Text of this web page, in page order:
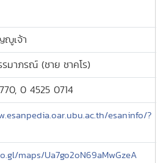
เจ้า
รมาภรณ์ (ชาย ชาคโร)
0 4525 0714
esaninfo/?
maps/Ua7go2oN69aMwGzeA